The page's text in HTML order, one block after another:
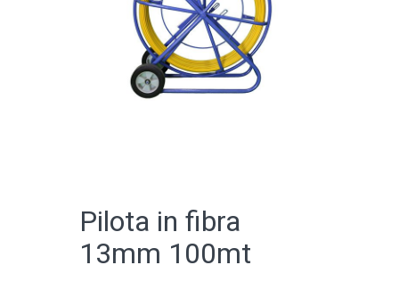
CATALOGO ONLINE
Pilota in fibra
13mm 100mt